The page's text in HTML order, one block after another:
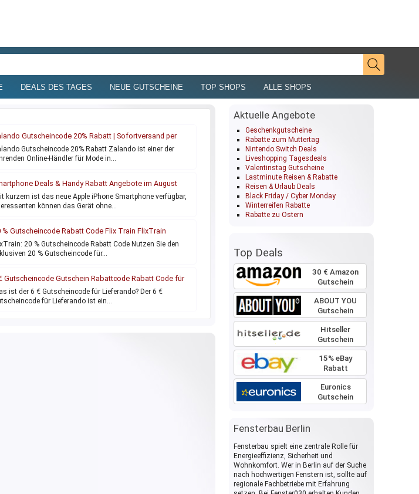
DEALS DES TAGES NEUE GUTSCHEINE TOP SHOPS ALLE SHOPS
Gutscheincode 20% Rabatt | Sofortversand per
Gutscheincode 20% Rabatt Zalando ist einer der
Online-Händler für Mode in…
Deals & Handy Rabatt Angebote im August
kurzem ist das neue Apple iPhone Smartphone verfügbar,
können das Gerät ohne…
% Gutscheincode Rabatt Code Flix Train FlixTrain
20 % Gutscheincode Rabatt Code Nutzen Sie den
20 % Gutscheincode für…
Gutscheincode Gutschein Rabattcode Rabatt Code für
MBW
ist der 6 € Gutscheincode für Lieferando? Der 6 €
für Lieferando ist ein…
Aktuelle Angebote
Geschenkgutscheine
Rabatte zum Muttertag
Nintendo Switch Deals
Liveshopping Tagesdeals
Valentinstag Gutscheine
Lastminute Reisen & Rabatte
Reisen & Urlaub Deals
Black Friday / Cyber Monday
Winterreifen Rabatte
Rabatte zu Ostern
Top Deals
30 € Amazon
Gutschein
ABOUT YOU
Gutschein
Hitseller
Gutschein
15% eBay
Rabatt
Euronics
Gutschein
Fensterbau Berlin
Fensterbau spielt eine zentrale Rolle für
Energieeffizienz, Sicherheit und
Wohnkomfort. Wer in Berlin auf der Suche
nach hochwertigen Fenstern ist, sollte auf
regionale Fachbetriebe mit Erfahrung